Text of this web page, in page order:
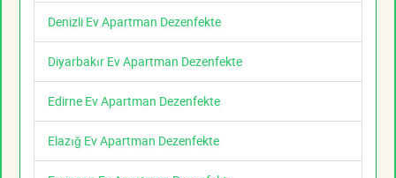
Denizli Ev Apartman Dezenfekte
Diyarbakır Ev Apartman Dezenfekte
Edirne Ev Apartman Dezenfekte
Elazığ Ev Apartman Dezenfekte